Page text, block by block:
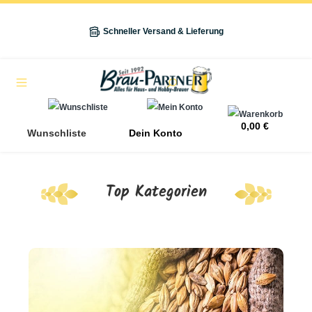
Schneller Versand & Lieferung
Wunschliste Dein Konto
0,00 €
Top Kategorien